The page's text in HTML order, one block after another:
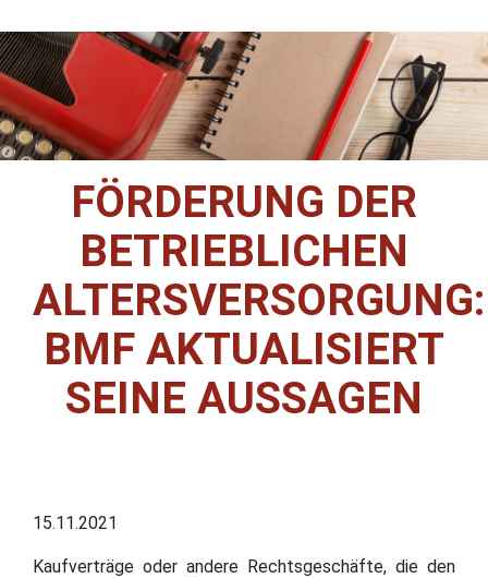
FÖRDERUNG DER
BETRIEBLICHEN
ALTERSVERSORGUNG:
BMF AKTUALISIERT
SEINE AUSSAGEN
15.11.2021
Kaufverträge oder andere Rechtsgeschäfte, die den